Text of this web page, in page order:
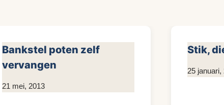
Bankstel poten zelf
vervangen
Door
21 mei, 2013
Stik,
Door
25 januari,